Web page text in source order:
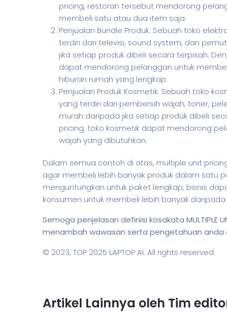
pricing, restoran tersebut mendorong
membeli satu atau dua item saja.
Penjualan Bundle Produk: Sebuah toko
terdiri dari televisi, sound system, dan
jika setiap produk dibeli secara terpisah.
dapat mendorong pelanggan untuk
hiburan rumah yang lengkap.
Penjualan Produk Kosmetik: Sebuah toko
yang terdiri dari pembersih wajah, toner,
murah daripada jika setiap produk dibeli
pricing, toko kosmetik dapat mendorong
wajah yang dibutuhkan.
Dalam semua contoh di atas, multiple unit
agar membeli lebih banyak produk dalam satu
menguntungkan untuk paket lengkap, bisnis
konsumen untuk membeli lebih banyak
Semoga penjelasan definisi kosakata MULTIPLE
menambah wawasan serta pengetahuan anda
© 2023, TOP 2025 LAPTOP AI. All rights reserved.
Artikel Lainnya oleh Tim